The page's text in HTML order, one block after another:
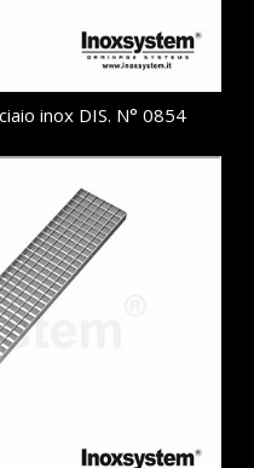
inox DIS. N° 0854